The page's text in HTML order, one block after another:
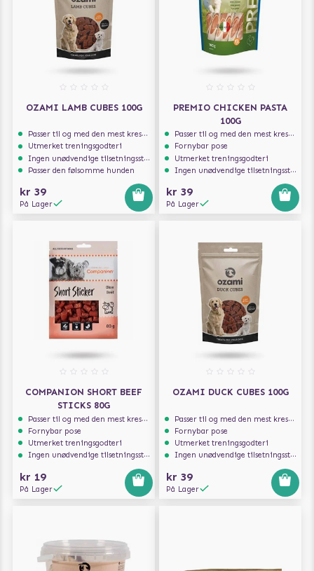
OZAMI LAMB CUBES 100G
Passer til og med den mest kresne hunden
Utmerket treningsgodteri
Ingen unødvendige tilsetningsstoffer
Passer den følsomme hunden
kr 39
På Lager
PREMIO CHICKEN PASTA
100G
Passer til og med den mest kresne hunden
Fornybar pose
Utmerket treningsgodteri
Ingen unødvendige tilsetningsstoffer
kr 39
På Lager
COMPANION SHORT BEEF
STICKS 80G
Passer til og med den mest kresne hunden
Fornybar pose
Utmerket treningsgodteri
Ingen unødvendige tilsetningsstoffer
kr 19
På Lager
OZAMI DUCK CUBES 100G
Passer til og med den mest kresne hunden
Fornybar pose
Utmerket treningsgodteri
Ingen unødvendige tilsetningsstoffer
kr 39
På Lager